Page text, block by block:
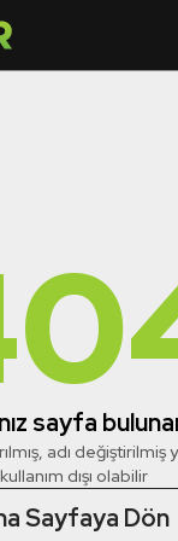
sayfa
adı
kullanım dışı olabilir
Sayfaya Dön